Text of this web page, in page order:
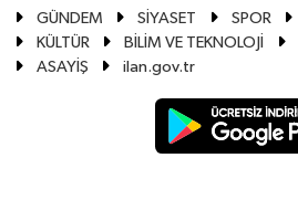
GÜNDEM SİYASET SPOR
KÜLTÜR
BİLİM VE TEKNOLOJİ
ASAYİŞ
ilan.gov.tr